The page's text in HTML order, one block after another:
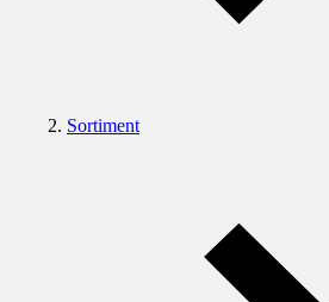
Sortiment